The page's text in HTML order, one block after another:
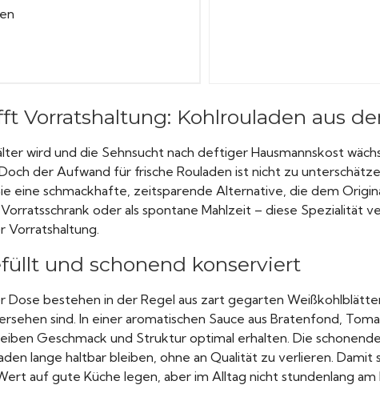
Vorratshaltung: Kohlrouladen aus
wird und die Sehnsucht nach deftiger Hausmannskost
der Aufwand für frische Rouladen ist nicht zu
eine schmackhafte, zeitsparende Alternative, die dem
oder als spontane Mahlzeit – diese Spezialität
Vorratshaltung.
und schonend konserviert
Dose bestehen in der Regel aus zart gegarten
sind. In einer aromatischen Sauce aus Bratenfond,
Geschmack und Struktur optimal erhalten. Die
lange haltbar bleiben, ohne an Qualität zu verlieren. Damit
auf gute Küche legen, aber im Alltag nicht stundenlang